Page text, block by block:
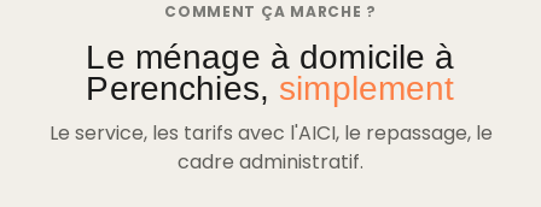
COMMENT ÇA MARCHE ?
Le ménage à domicile à
Perenchies, simplement
Le service, les tarifs avec l'AICI, le repassage, le
cadre administratif.